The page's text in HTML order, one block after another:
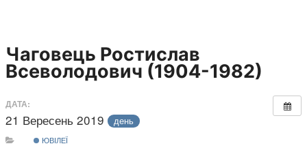
Чаговець Ростислав
Всеволодович (1904-1982)
ДАТА:
21 Вересень 2019 день
ЮВІЛЕЇ